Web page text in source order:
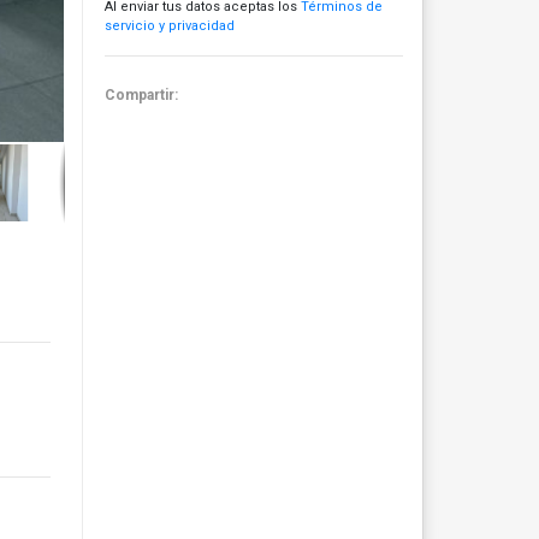
Al enviar tus datos aceptas los Términos de
servicio y privacidad
Compartir: